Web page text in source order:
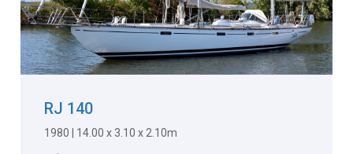
RJ 140
1980 | 14.00 x 3.10 x 2.10m